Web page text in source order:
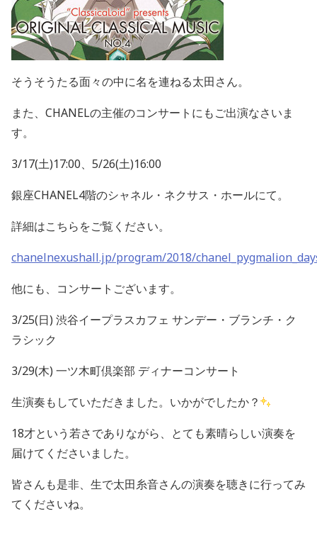
そうそうたる面々の中に名を連ねる太田さん。
また、CHANELの主催のコンサートにもご出演なさいま
す。
3/17(土)17:00、5/26(土)16:00
銀座CHANEL4階のシャネル・ネクサス・ホールにて。
詳細はこちらをご覧ください。
chanelnexushall.jp/program/2018/
他にも、コンサートございます。
3/25(日) 渋谷イープラスカフェ サンデー・ブランチ・ク
ラシック
3/29(木) 一ツ木町倶楽部 ディナーコンサート
生演奏もしていただきました。いかがでしたか？
18才という若さでありながら、とても素晴らしい演奏を
届けてくださいました。
皆さんも是非、生で太田糸音さんの演奏を聴きに行ってみ
てくださいね。